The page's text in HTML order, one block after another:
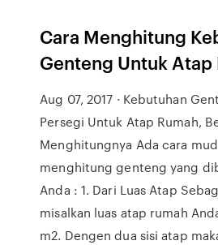
Cara Menghitung
Genteng Untuk Atap
Aug 07, 2017 · Kebutuhan
Persegi Untuk Atap Rumah,
Menghitungnya Ada cara
menghitung genteng yang
Anda : 1. Dari Luas Atap
misalkan luas atap rumah
m2. Dengen dua sisi atap